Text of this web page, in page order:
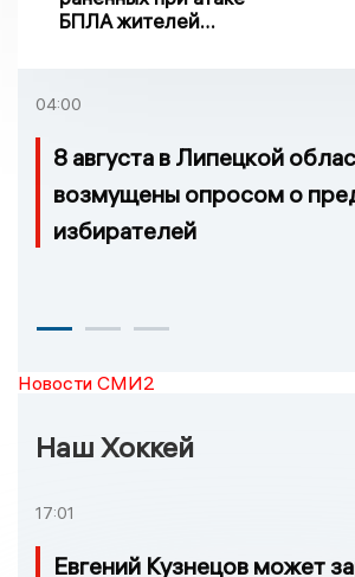
БПЛА жителей
04:00
8 августа в Липецкой
возмущены опросом о
избирателей
Новости СМИ2
Наш Хоккей
17:01
Евгений Кузнецов может